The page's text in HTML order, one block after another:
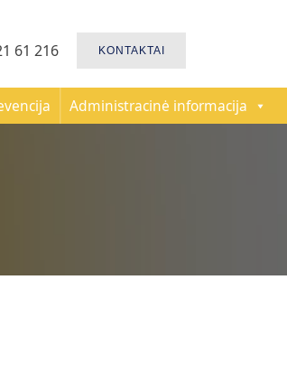
61 216 KONTAKTAI
Administracinė informacija